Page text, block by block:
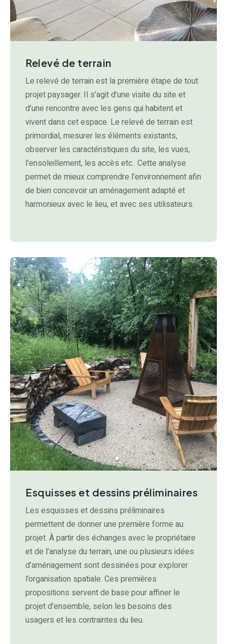
Relevé de terrain
Le relevé de terrain est la première étape de tout
projet paysager. Il s’agit d’une visite du site et
d’une rencontre avec les gens qui habitent et
vivent dans cet espace. Le relevé de terrain est
primordial, mesurer les éléments existants,
observer les caractéristiques du site, les vues,
l’ensoleillement, les accès etc.. Cette analyse
permet de mieux comprendre l’environnement afin
de bien concevoir un aménagement adapté et
harmonieux avec le lieu, et avec ses utilisateurs.
Esquisses et dessins préliminaires
Les esquisses et dessins préliminaires
permettent de donner une première forme au
projet. À partir des échanges avec le propriétaire
et de l’analyse du terrain, une ou plusieurs idées
d’aménagement sont dessinées pour explorer
l’organisation spatiale. Ces premières
propositions servent de base pour affiner le
projet d’ensemble, selon les besoins des
usagers et les contraintes du lieu.